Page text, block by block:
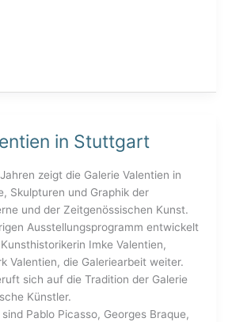
in Stuttgart
zeigt die Galerie Valentien in
Skulpturen und Graphik der
und der Zeitgenössischen Kunst.
Ausstellungsprogramm entwickelt
Imke Valentien,
Valentien, die Galeriearbeit weiter.
sich auf die Tradition der Galerie
Künstler.
Pablo Picasso, Georges Braque,